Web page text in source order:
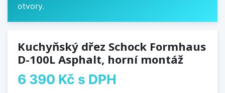
otvory.
Kuchyňský dřez Schock Formhaus
D-100L Asphalt, horní montáž
6 390 Kč s DPH